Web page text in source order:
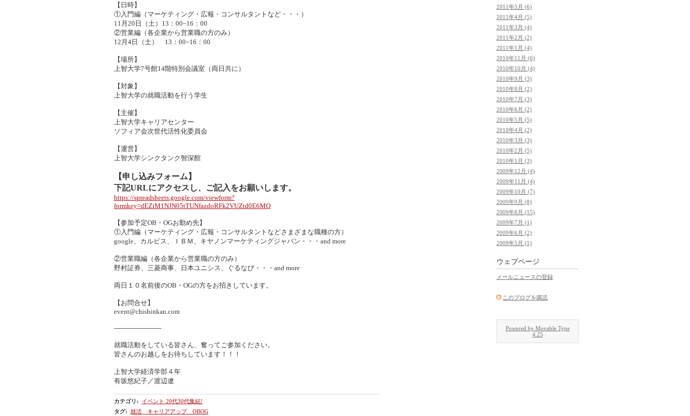
【日時】
①入門編（マーケティング・広報・コンサルタントなど・・・）
11月20日（土）13：00~16：00
②営業編（各企業から営業職の方のみ）
12月4日（土） 13：00~16：00
【場所】
上智大学7号館14階特別会議室（両日共に）
【対象】
上智大学の就職活動を行う学生
【主催】
上智大学キャリアセンター
ソフィア会次世代活性化委員会
【運営】
上智大学シンクタンク智深館
【申し込みフォーム】
下記URLにアクセスし、ご記入をお願いします。
https://spreadsheets.google.com/viewform?
formkey=dEZiM1NJN05tTUNfazdoRFk2VUZtd0E6MQ
【参加予定OB・OGお勤め先】
①入門編（マーケティング・広報・コンサルタントなどさまざまな職種の方）
google、カルピス、ＩＢＭ、キヤノンマーケティングジャパン・・・and more
②営業職編（各企業から営業職の方のみ）
野村証券、三菱商事、日本ユニシス、ぐるなび・・・and more
両日１０名前後のOB・OGの方をお招きしています。
【お問合せ】
event@chishinkan.com
‐‐‐‐‐‐‐‐‐‐‐‐‐‐‐‐‐‐‐‐‐‐‐
就職活動をしている皆さん、奮ってご参加ください。
皆さんのお越しをお待ちしています！！！
上智大学経済学部４年
有坂悠紀子／渡辺遼
カテゴリ :
イベント 20代30代集結!
タグ: 就活 キャリアアップ OBOG
2011年5月 (6)
2011年4月 (5)
2011年3月 (4)
2011年2月 (2)
2011年1月 (4)
2010年11月 (6)
2010年10月 (4)
2010年9月 (3)
2010年8月 (2)
2010年7月 (3)
2010年6月 (2)
2010年5月 (5)
2010年4月 (2)
2010年3月 (3)
2010年2月 (5)
2010年1月 (3)
2009年12月 (4)
2009年11月 (4)
2009年10月 (7)
2009年9月 (8)
2009年8月 (15)
2009年7月 (1)
2009年6月 (2)
2009年5月 (1)
ウェブページ
メールニュースの登録
このブログを購読
Powered by Movable Type
4.25